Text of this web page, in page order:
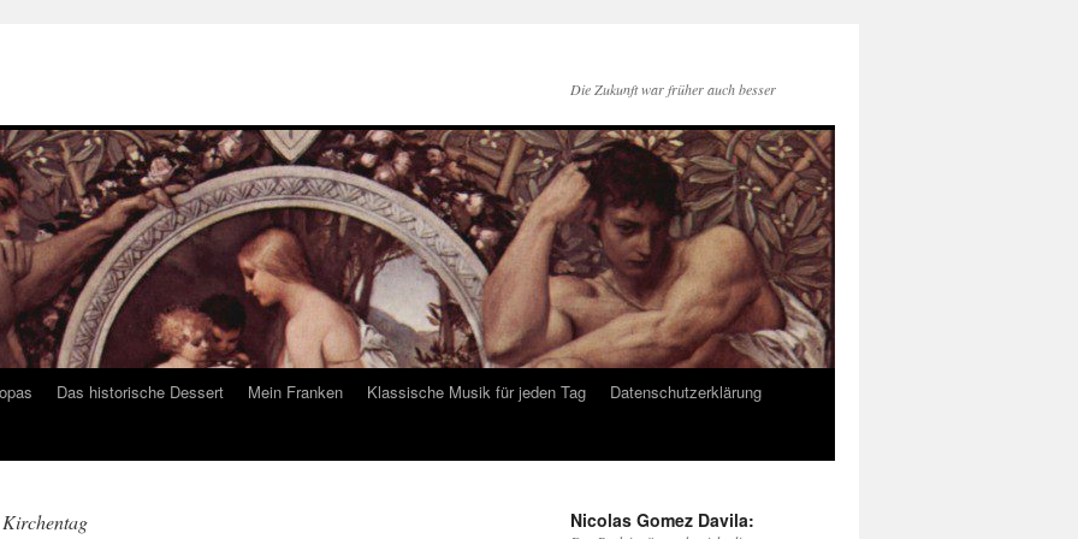
Die Zukunft war früher auch besser
Das historische Dessert Mein Franken Klassische Musik für jeden Tag
Datenschutzerklärung
Nicolas Gomez Davila: